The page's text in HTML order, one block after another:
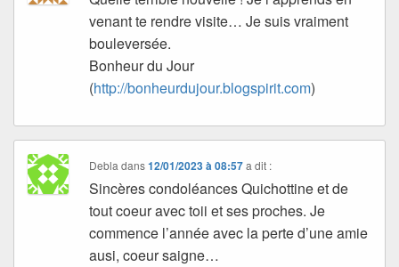
venant te rendre visite… Je suis vraiment
bouleversée.
Bonheur du Jour
(http://bonheurdujour.blogspirit.com)
Debla dans12/01/2023 à 08:57 a dit :
Sincères condoléances Quichottine et de
tout coeur avec toii et ses proches. Je
commence l’année avec la perte d’une amie
ausi, coeur saigne…